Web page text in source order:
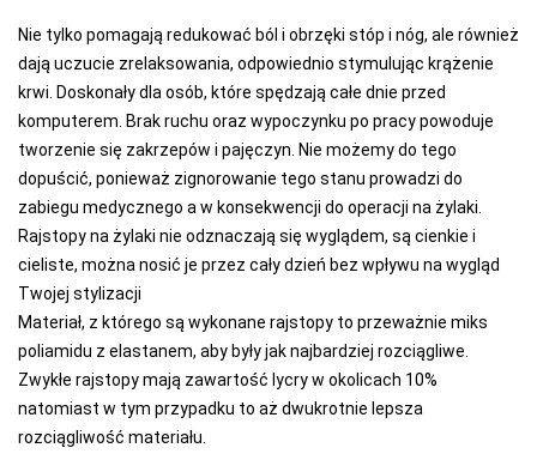
Nie tylko pomagają redukować ból i obrzęki stóp i nóg, ale również
dają uczucie zrelaksowania, odpowiednio stymulując krążenie
krwi. Doskonały dla osób, które spędzają całe dnie przed
komputerem. Brak ruchu oraz wypoczynku po pracy powoduje
tworzenie się zakrzepów i pajęczyn. Nie możemy do tego
dopuścić, ponieważ zignorowanie tego stanu prowadzi do
zabiegu medycznego a w konsekwencji do operacji na żylaki.
Rajstopy na żylaki nie odznaczają się wyglądem, są cienkie i
cieliste, można nosić je przez cały dzień bez wpływu na wygląd
Twojej stylizacji
Materiał, z którego są wykonane rajstopy to przeważnie miks
poliamidu z elastanem, aby były jak najbardziej rozciągliwe.
Zwykłe rajstopy mają zawartość lycry w okolicach 10%
natomiast w tym przypadku to aż dwukrotnie lepsza
rozciągliwość materiału.